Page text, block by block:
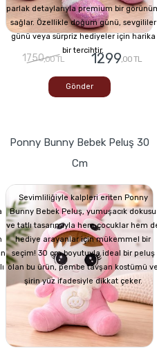
parlak detaylarıyla premium bir
sağlar. Özellikle doğum günü, sevgililer
günü veya sürpriz hediyeler için harika
bir tercihtir.
1750,00 TL 1299,00 TL
Gönder
Ponny Bunny Bebek Peluş 30
Cm
Sevimliliğiyle kalpleri eriten Ponny
Bunny Bebek Peluş, yumuşacık dokusu
ve tatlı tasarımıyla hem çocuklar hem
hediye arayanlar için mükemmel bir
seçim! 30 cm boyutuyla ideal bir peluş
olan bu ürün, pembe tavşan kostümü
şirin yüz ifadesiyle dikkat çeker.